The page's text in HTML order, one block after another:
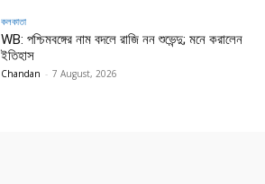
কলকাতা
WB: পশ্চিমবঙ্গের নাম বদলে রাজি নন শুভেন্দু; মনে করালেন
ইতিহাস
Chandan - 7 August, 2026